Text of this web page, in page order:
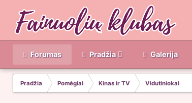
Forumas Pradžia Galerija
Pradžia Pomėgiai Kinas ir TV Vidutiniokai